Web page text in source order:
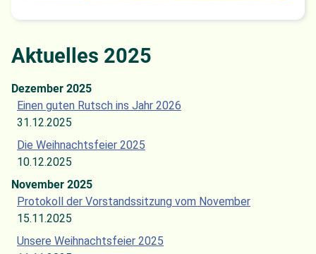
Aktuelles 2025
Dezember 2025
Einen guten Rutsch ins Jahr 2026
31.12.2025
Die Weihnachtsfeier 2025
10.12.2025
November 2025
Protokoll der Vorstandssitzung vom November
15.11.2025
Unsere Weihnachtsfeier 2025